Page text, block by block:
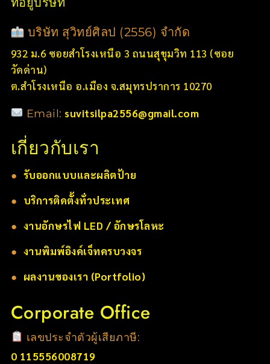
บริษัท สุวิทย์ศิลป (2556) จำกัด
932 ม.6 ซอยสำโรงเหนือ 3 ถนนสุขุมวิท 113 (ซอย
วัดด่าน)
ต.สำโรงเหนือ อ.เมือง จ.สมุทรปราการ 10270
Email: suvitsilpa2556@gmail.com
เกี่ยวกับเรา
● รับออกแบบและผลิตป้าย
● บริการติดตั้งทั่วประเทศ
● งานอักษรไฟ LED / อักษรโลหะ
● งานพิมพ์อิงค์เจ็ทครบวงจร
● ผลงานของเรา (Portfolio)
Corporate Office
เลขประจำตัวผู้เสียภาษี:
0 115556008719